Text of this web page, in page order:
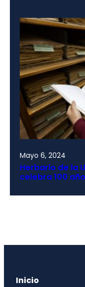
Mayo 6, 2024
Herbario de la
celebra 100
Inicio